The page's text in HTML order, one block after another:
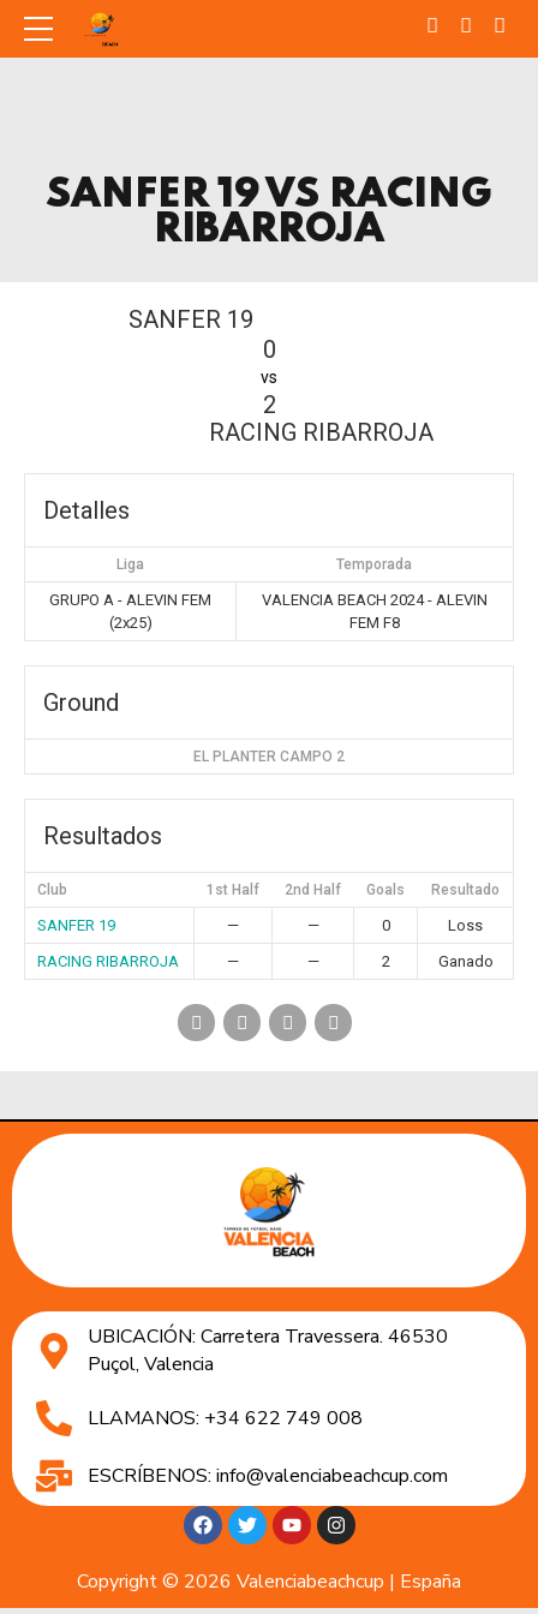
SANFER 19 VS RACING
RIBARROJA
SANFER 19
0
vs
2
RACING RIBARROJA
Detalles
Liga Temporada
GRUPO A - ALEVIN FEM
(2x25)
VALENCIA BEACH 2024 - ALEVIN
FEM F8
Ground
EL PLANTER CAMPO 2
Resultados
Club 1st Half 2nd Half Goals Resultado
SANFER 19 — — 0
Loss
RACING RIBARROJA
— — 2 Ganado
UBICACIÓN: Carretera Travessera. 46530
Puçol, Valencia
LLAMANOS: +34 622 749 008
ESCRÍBENOS: info@valenciabeachcup.com
Copyright © 2026 Valenciabeachcup | España